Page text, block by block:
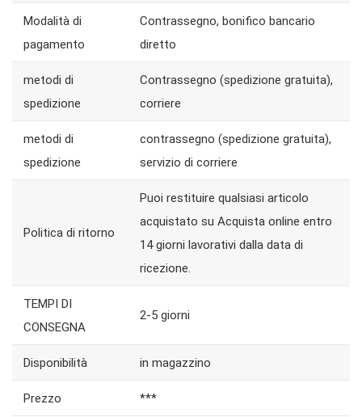
Modalità di
pagamento
Contrassegno, bonifico bancario
diretto
metodi di
spedizione
Contrassegno (spedizione gratuita),
corriere
metodi di
spedizione
contrassegno (spedizione gratuita),
servizio di corriere
Politica di ritorno
Puoi restituire qualsiasi articolo
acquistato su Acquista online entro
14 giorni lavorativi dalla data di
ricezione.
TEMPI DI
CONSEGNA
2-5 giorni
Disponibilità in magazzino
Prezzo ***